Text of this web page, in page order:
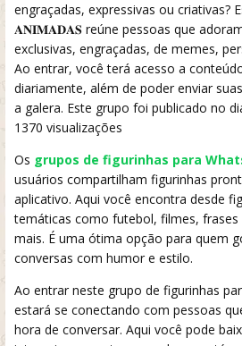
engraçadas, expressivas ou
𝐀𝐍𝐈𝐌𝐀𝐃𝐀𝐒 reúne pessoas que
exclusivas, engraçadas, de memes,
Ao entrar, você terá acesso a
diariamente, além de poder enviar
a galera. Este grupo foi publicado no
1370 visualizações
Os grupos de figurinhas para
usuários compartilham figurinhas
aplicativo. Aqui você encontra desde
temáticas como futebol, filmes,
mais. É uma ótima opção para quem
conversas com humor e estilo.
Ao entrar neste grupo de figurinhas
estará se conectando com pessoas
hora de conversar. Aqui você pode